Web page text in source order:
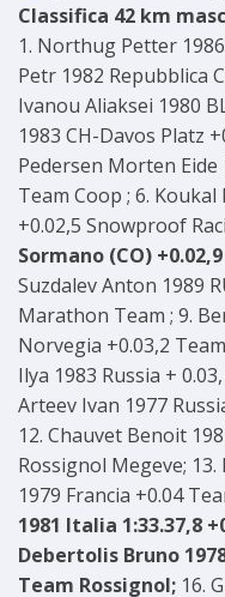
Classifica 42 km
1. Northug Petter
Petr 1982 Repubblica
Ivanou Aliaksei 1980
1983 CH-Davos Platz
Pedersen Morten Eide
Team Coop ; 6.
+0.02,5 Snowproof
Sormano (CO)
Suzdalev Anton 1989
Marathon Team ; 9.
Norvegia +0.03,2
Ilya 1983 Russia +
Arteev Ivan 1977
12. Chauvet Benoit
Rossignol Megeve;
1979 Francia +0.04
1981 Italia 1:33.37,8
Debertolis Bruno
Team Rossignol; 16.